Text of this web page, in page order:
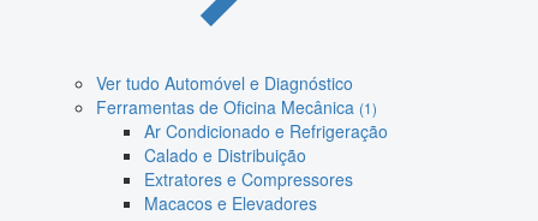
Ver tudo Automóvel e Diagnóstico
Ferramentas de Oficina Mecânica (1)
Ar Condicionado e Refrigeração
Calado e Distribuição
Extratores e Compressores
Macacos e Elevadores